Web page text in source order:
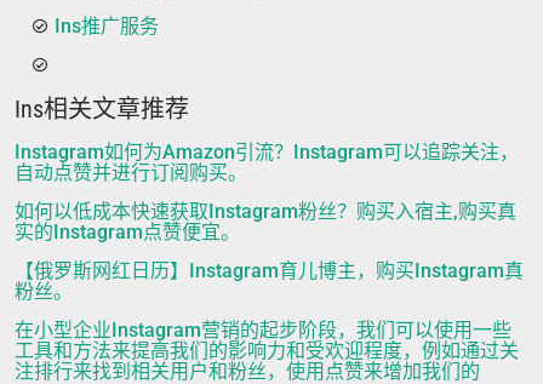
Ins推广服务
Ins相关文章推荐
Instagram如何为Amazon引流？Instagram可以追踪关注，
自动点赞并进行订阅购买。
如何以低成本快速获取Instagram粉丝？购买入宿主,购买真
实的Instagram点赞便宜。
【俄罗斯网红日历】Instagram育儿博主，购买Instagram真
粉丝。
在小型企业Instagram营销的起步阶段，我们可以使用一些
工具和方法来提高我们的影响力和受欢迎程度，例如通过关
注排行来找到相关用户和粉丝，使用点赞来增加我们的